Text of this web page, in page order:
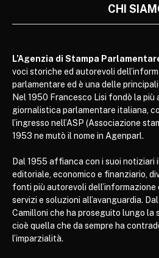
CHI
L’Agenzia di Stampa
voci storiche ed autorevoli
parlamentare ed è una delle
Nel 1950 Francesco Lisi fondò la più
giornalistica parlamentare italiana,
l’ingresso nell’ASP (Associazione
1953 ne mutò il nome in Agenparl.
Dal 1955 affianca con i suoi notiziari
editoriale, economico e finanziario,
fonti più autorevoli dell’informazione
servizi e soluzioni all’avanguardia.
Camilloni che ha proseguito lungo la
cioè quella che da sempre ha
l’imparzialità.